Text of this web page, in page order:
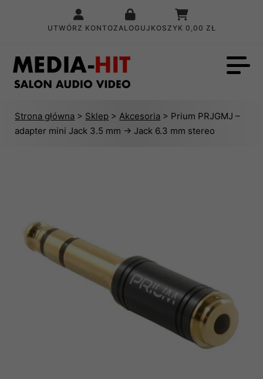
UTWÓRZ KONTOZALOGUJ KOSZYK 0,00 ZŁ
Strona główna > Sklep >Akcesoria > Prium PRJGMJ –
adapter mini Jack 3.5 mm → Jack 6.3 mm stereo